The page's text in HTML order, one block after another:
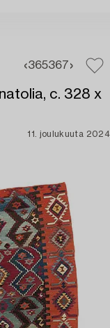
365367
c. 328 x
11. joulukuuta 2024